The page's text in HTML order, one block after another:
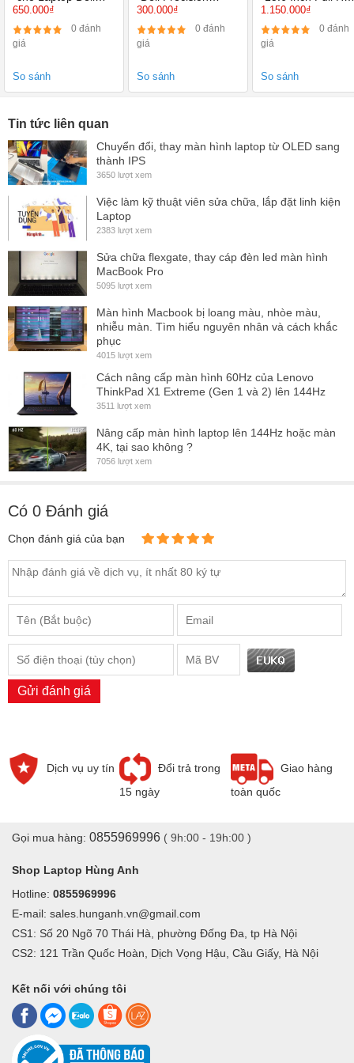
Precision 7510
650.000₫
0 đánh
giá
So sánh
7510 7520 7710
7720 3510 3520
300.000₫
0 đánh
giá
So sánh
1920x1080 ) TN
Led mỏng 30 Pin
1.150.000₫
0 đánh
giá
So sánh
Tin tức liên quan
Chuyển đổi, thay màn hình laptop từ OLED sang
thành IPS
3650 lượt xem
Việc làm kỹ thuật viên sửa chữa, lắp đặt linh kiện
Laptop
2383 lượt xem
Sửa chữa flexgate, thay cáp đèn led màn hình
MacBook Pro
5095 lượt xem
Màn hình Macbook bị loang màu, nhòe màu,
nhiễu màn. Tìm hiểu nguyên nhân và cách khắc
phục
4015 lượt xem
Cách nâng cấp màn hình 60Hz của Lenovo
ThinkPad X1 Extreme (Gen 1 và 2) lên 144Hz
3511 lượt xem
Nâng cấp màn hình laptop lên 144Hz hoặc màn
4K, tại sao không ?
7056 lượt xem
Có 0 Đánh giá
Chọn đánh giá của bạn
Gửi đánh giá
Dịch vụ uy tín
Đổi trả trong
15 ngày
Giao hàng
toàn quốc
Gọi mua hàng: 0855969996 ( 9h:00 - 19h:00 )
Shop Laptop Hùng Anh
Hotline: 0855969996
E-mail: sales.hunganh.vn@gmail.com
CS1: Số 20 Ngõ 70 Thái Hà, phường Đống Đa, tp Hà Nội
CS2: 121 Trần Quốc Hoàn, Dịch Vọng Hậu, Cầu Giấy, Hà Nội
Kết nối với chúng tôi